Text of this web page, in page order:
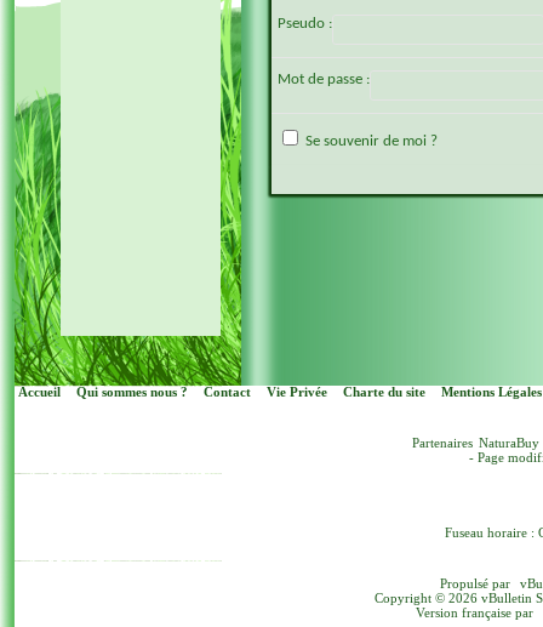
Pseudo :
Mot de passe :
Se souvenir de moi ?
Accueil Qui sommes nous ? Contact Vie Privée Charte du site Mentions Légales
Partenaires NaturaBuy
- Page
Fuseau horaire :
Propulsé par
Copyright © 2026 vBulletin
Version française par